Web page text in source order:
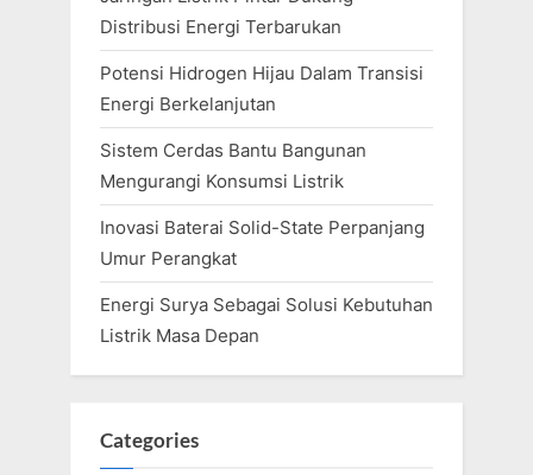
Distribusi Energi Terbarukan
Potensi Hidrogen Hijau Dalam Transisi
Energi Berkelanjutan
Sistem Cerdas Bantu Bangunan
Mengurangi Konsumsi Listrik
Inovasi Baterai Solid-State Perpanjang
Umur Perangkat
Energi Surya Sebagai Solusi Kebutuhan
Listrik Masa Depan
Categories